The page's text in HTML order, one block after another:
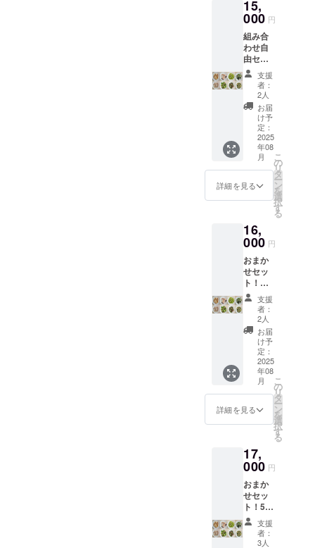
ンに貼
付され
たラベ
ルや注
意書き
をご確
認くだ
さい。
は
10000
円のリ
ターン
と同じ
内容に
なりま
す。
15,
000 円
組み合
わせ自
由セッ
ト【備
考欄へ
希望の
食材を
ご記入
500ｇ
×34PCo
r250ｇ
×68PC
】冷凍
食材
ミック
ス 詰め
せ ※原
材料及
び添加
物等の
食品表
示はお
届け商
品のラ
ベルに
表記さ
れま
す。 商
品開封
前には
必ずお
届けの
リター
ルや注
意書き
をご確
認くだ
さい。
支援
者：
2人
お届
け予
定：
2025
年08
月
詳細を見る
こ
の
リ
タ
ー
ン
を
選
択
す
る
16,
000 円
おまか
せセッ
ト！
【配送
２回ま
で分納
可】500
×32PC
【商
品A～H
まで各
4P】
or250ｇ
×64PC
【商
まで各
8P】冷
凍食材
ミック
ス 詰め
合わ
せ ※原
材料及
び添加
支援
者：
2人
お届
け予
定：
2025
年08
月
詳細を見る
こ
の
リ
タ
ー
ン
を
選
択
す
る
17,
000 円
おまか
せセッ
ト！500
ｇ
×40PC
【商
支援
者：
3人